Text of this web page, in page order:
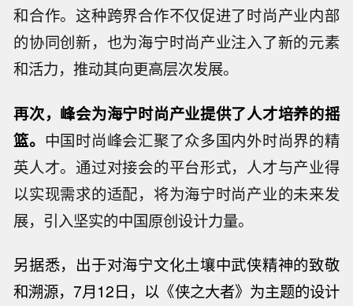
和合作。这种跨界合作不仅促进了时尚产业内部
的协同创新，也为海宁时尚产业注入了新的元素
和活力，推动其向更高层次发展。
再次，峰会为海宁时尚产业提供了人才培养的摇
篮。 中国时尚峰会汇聚了众多国内外时尚界的精
英人才。通过对接会的平台形式，人才与产业得
以实现需求的适配，将为海宁时尚产业的未来发
展，引入坚实的中国原创设计力量。
另据悉，出于对海宁文化土壤中武侠精神的致敬
和溯源，7月12日，以《侠之大者》为主题的设计